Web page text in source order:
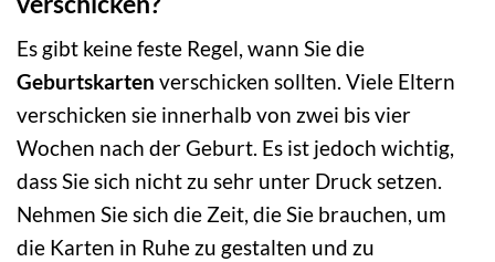
Es gibt keine feste Regel, wann Sie die
Geburtskarten verschicken sollten. Viele Eltern
verschicken sie innerhalb von zwei bis vier
Wochen nach der Geburt. Es ist jedoch wichtig,
dass Sie sich nicht zu sehr unter Druck setzen.
Nehmen Sie sich die Zeit, die Sie brauchen, um
die Karten in Ruhe zu gestalten und zu